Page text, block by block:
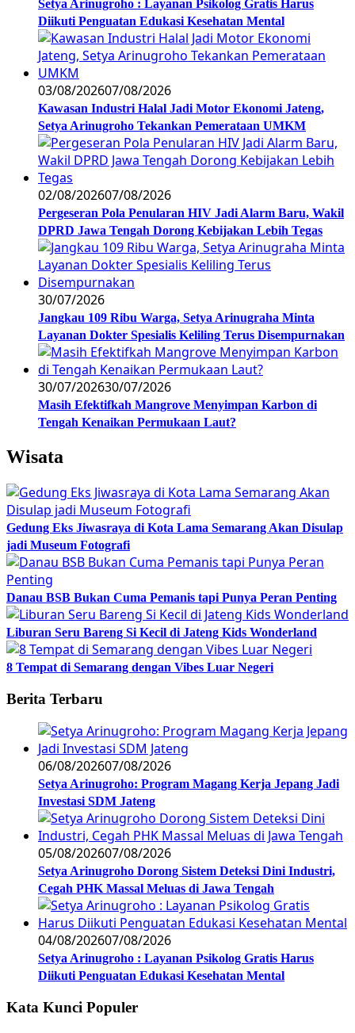
Setya Arinugroho : Layanan Psikolog Gratis Harus
Diikuti Penguatan Edukasi Kesehatan Mental
03/08/202607/08/2026
Kawasan Industri Halal Jadi Motor Ekonomi Jateng,
Setya Arinugroho Tekankan Pemerataan UMKM
02/08/202607/08/2026
Pergeseran Pola Penularan HIV Jadi Alarm Baru, Wakil
DPRD Jawa Tengah Dorong Kebijakan Lebih Tegas
30/07/2026
Jangkau 109 Ribu Warga, Setya Arinugraha Minta
Layanan Dokter Spesialis Keliling Terus Disempurnakan
30/07/202630/07/2026
Masih Efektifkah Mangrove Menyimpan Karbon di
Tengah Kenaikan Permukaan Laut?
Wisata
Gedung Eks Jiwasraya di Kota Lama Semarang Akan Disulap
jadi Museum Fotografi
Danau BSB Bukan Cuma Pemanis tapi Punya Peran Penting
Liburan Seru Bareng Si Kecil di Jateng Kids Wonderland
8 Tempat di Semarang dengan Vibes Luar Negeri
Berita Terbaru
06/08/202607/08/2026
Setya Arinugroho: Program Magang Kerja Jepang Jadi
Investasi SDM Jateng
05/08/202607/08/2026
Setya Arinugroho Dorong Sistem Deteksi Dini Industri,
Cegah PHK Massal Meluas di Jawa Tengah
04/08/202607/08/2026
Setya Arinugroho : Layanan Psikolog Gratis Harus
Diikuti Penguatan Edukasi Kesehatan Mental
Kata Kunci Populer